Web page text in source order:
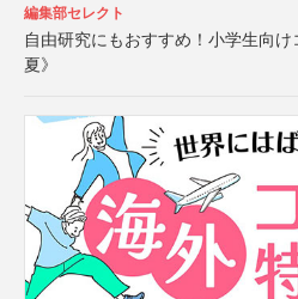
編集部セレクト
自由研究にもおすすめ！小学生向
夏》